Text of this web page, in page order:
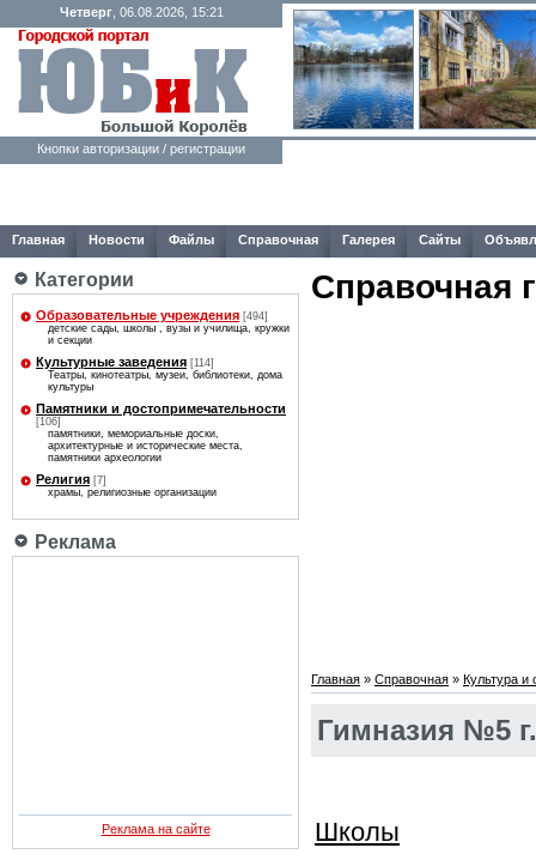
Четверг, 06.08.2026, 15:21
Кнопки авторизации / регистрации
Главная Новости Файлы Справочная Галерея Сайты
Категории
Образовательные учреждения [494]
детские сады, школы , вузы и училища, кружки
и секции
Культурные заведения [114]
Театры, кинотеатры, музеи, библиотеки, дома
культуры
Памятники и достопримечательности
[106]
памятники, мемориальные доски,
архитектурные и исторические места,
памятники археологии
Религия [7]
храмы, религиозные организации
Реклама
Реклама на сайте
Справочная
Главная » Справочная » Культура и
Гимназия №5
Школы